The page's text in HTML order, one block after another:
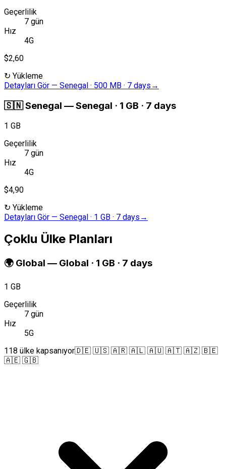
Geçerlilik
7 gün
Hız
4G
$2,60
↻ Yükleme
Detayları Gör — Senegal · 500 MB · 7 days →
🇸🇳Senegal —Senegal · 1 GB · 7 days
1 GB
Geçerlilik
7 gün
Hız
4G
$4,90
↻ Yükleme
Detayları Gör — Senegal · 1 GB · 7 days →
Çoklu Ülke Planları
🌍 Global — Global · 1 GB · 7 days
1 GB
Geçerlilik
7 gün
Hız
5G
118 ülke kapsanıyor🇩🇪 🇺🇸 🇦🇷 🇦🇱 🇦🇺 🇦🇹 🇦🇿 🇧🇪
🇦🇪 🇬🇧